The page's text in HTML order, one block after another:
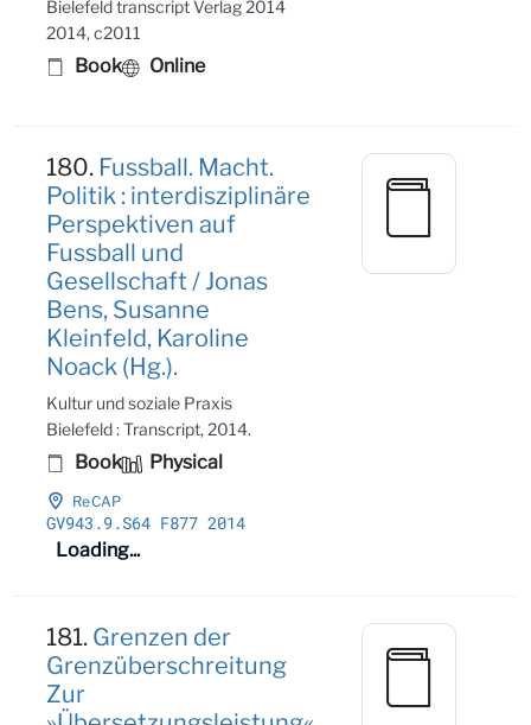
Bielefeld transcript Verlag 2014
2014, c2011
Book Online
180. Fussball. Macht.
Politik : interdisziplinäre
Perspektiven auf
Fussball und
Gesellschaft / Jonas
Bens, Susanne
Kleinfeld, Karoline
Noack (Hg.).
Kultur und soziale Praxis
Bielefeld : Transcript, 2014.
Book Physical
ReCAP
GV943 .9.S64 F877 2014
Loading...
181. Grenzen der
Grenzüberschreitung
Zur